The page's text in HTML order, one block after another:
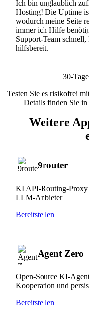
Ich bin unglaublich
Hosting! Die Uptime
wodurch meine Seite
immer ich Hilfe
Support-Team
hilfsbereit.
30-
Testen Sie es risikofrei
Details finden Sie in
Weitere
9router
KI API-Routing-Proxy
LLM-Anbieter
Bereitstellen
Agent Zero
Open-Source KI-
Kooperation und
Bereitstellen